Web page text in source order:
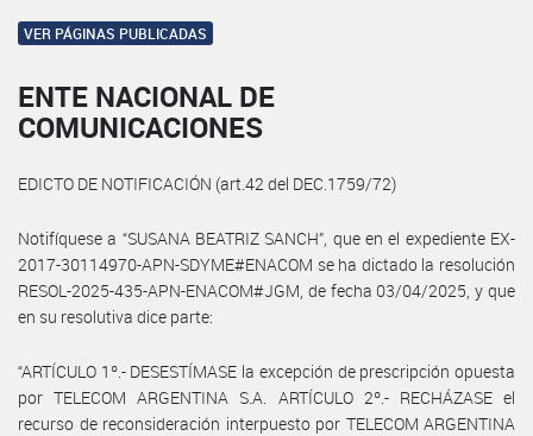
VER PÁGINAS PUBLICADAS
ENTE NACIONAL DE
COMUNICACIONES
EDICTO DE NOTIFICACIÓN (art.42 del DEC.1759/72)
Notifíquese a “SUSANA BEATRIZ SANCH”, que en el expediente EX-
2017-30114970-APN-SDYME#ENACOM se ha dictado la resolución
RESOL-2025-435-APN-ENACOM#JGM, de fecha 03/04/2025, y que
en su resolutiva dice parte:
“ARTÍCULO 1º.- DESESTÍMASE la excepción de prescripción opuesta
por TELECOM ARGENTINA S.A. ARTÍCULO 2º.- RECHÁZASE el
recurso de reconsideración interpuesto por TELECOM ARGENTINA